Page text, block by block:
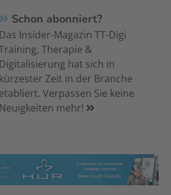
Schon abonniert?
Das Insider-Magazin TT-Digi
Therapie &
Digitalisierung hat sich in
kürzester Zeit in der Branche
etabliert. Verpassen Sie keine
Neuigkeiten mehr!